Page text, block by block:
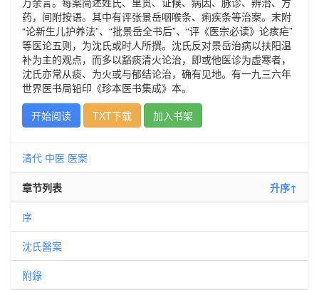
药，间附按语。其中有评张景岳咽喉条、痢疾条等治案。末附
“论新生儿护养法”、“批景岳全书后”、“评《医宗必读》论痎疟”
等医论五则，为沈氏或时人所撰。沈氏反对景岳治病以扶阳温
补为主的观点，而多以豁痰清火论治，即或他医诊为虚寒者，
沈氏亦常从痰、为火或与郁结论治，确有见地。有一九三六年
世界医书局铅印《珍本医书集成》本。
开始阅读
TXT下载 加入书架
清代 中医 医案
章节列表 升序↑
序
沈氏醫案
附錄